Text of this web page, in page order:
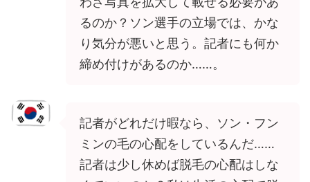
るのか？ソン選手の立場では、かな
り気分が悪いと思う。記者にも何か
締め付けがあるのか……。
記者がどれだけ暇なら、ソン・フン
ミンの毛の心配をしているんだ……
記者は少し休めば脱毛の心配はしな